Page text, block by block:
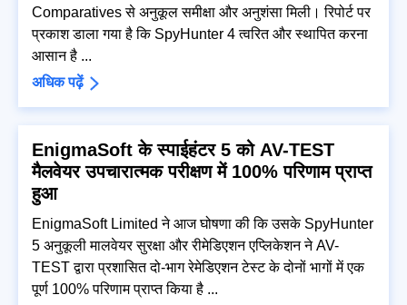
Comparatives से अनुकूल समीक्षा और अनुशंसा मिली। रिपोर्ट पर
प्रकाश डाला गया है कि SpyHunter 4 त्वरित और स्थापित करना
आसान है ...
अधिक पढ़ें
EnigmaSoft के स्पाईहंटर 5 को AV-TEST
मैलवेयर उपचारात्मक परीक्षण में 100% परिणाम प्राप्त
हुआ
EnigmaSoft Limited ने आज घोषणा की कि उसके SpyHunter
5 अनुकूली मालवेयर सुरक्षा और रीमेडिएशन एप्लिकेशन ने AV-
TEST द्वारा प्रशासित दो-भाग रेमेडिएशन टेस्ट के दोनों भागों में एक
पूर्ण 100% परिणाम प्राप्त किया है ...